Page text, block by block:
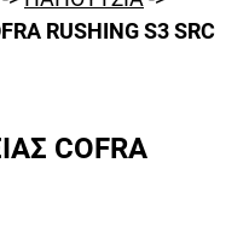
RUSHING S3 SRC
COFRA